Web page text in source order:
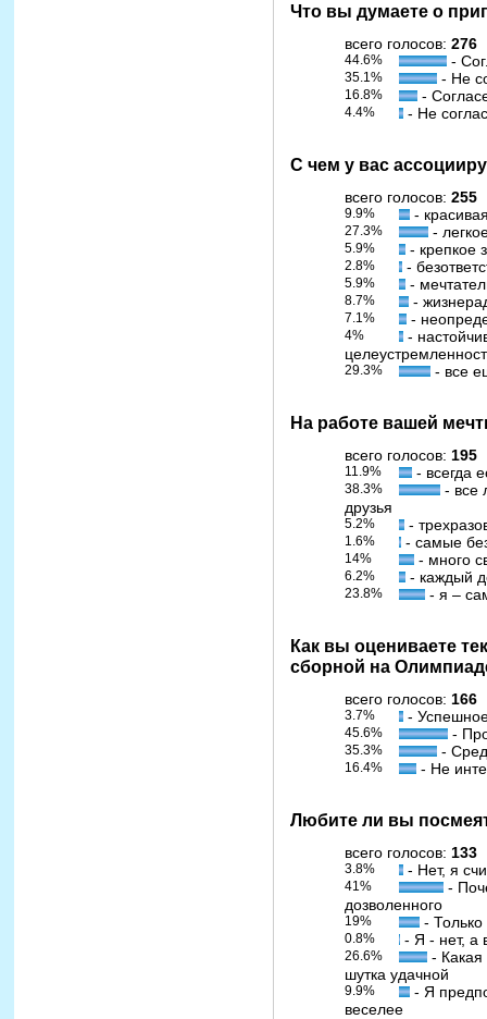
Что вы думаете о
всего голосов: 276
44.6% -
35.1% - Не
16.8% -
4.4% - Не
С чем у вас
всего голосов: 255
9.9% -
27.3% -
5.9% - крепкое
2.8% -
5.9% -
8.7% -
7.1% -
4%
-
29.3% - все
На работе вашей
всего голосов: 195
11.9% - всегда
38.3%
- все
друзья
5.2% -
1.6% - самые
14% - много
6.2% - каждый
23.8% - я –
Как вы оцениваете
сборной на
всего голосов: 166
3.7% -
45.6% -
35.3% -
16.4% - Не
Любите ли вы
всего голосов: 133
3.8% - Нет, я
41%
-
дозволенного
19% - Только
0.8% - Я - нет, а
26.6%
-
шутка удачной
9.9%
- Я
веселее